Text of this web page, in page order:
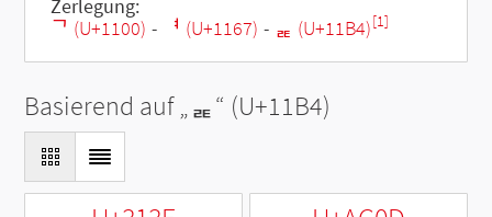
Zerlegung:
ᄀ (U+1100) - ᅧ (U+1167) - ᆴ (U+11B4)[1]
Basierend auf „ᆴ“ (U+11B4)